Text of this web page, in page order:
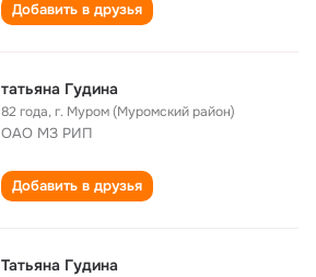
Добавить в друзья
татьяна Гудина
82 года,г. Муром (Муромский район)
ОАО МЗ РИП
Добавить в друзья
Татьяна Гудина